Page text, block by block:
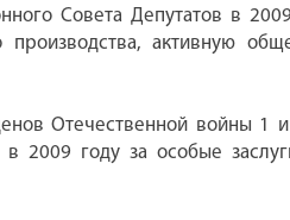
Совета Депутатов в
производства, активную
Отечественной войны 1
2009 году за особые